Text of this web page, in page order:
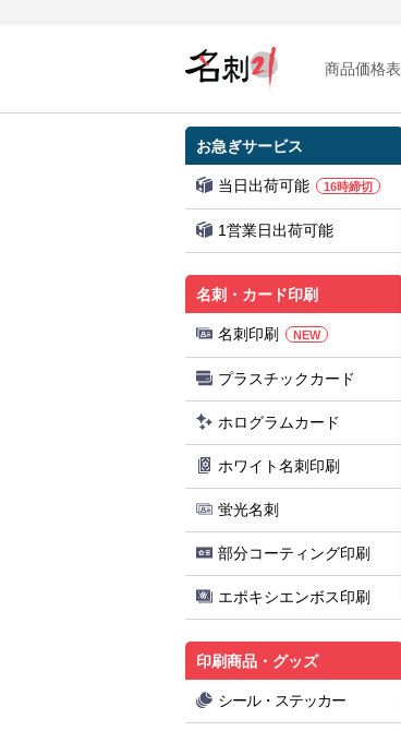
商品価格表
お急ぎサービス
当日出荷可能 16時締切
1営業日出荷可能
名刺・カード印刷
名刺印刷 NEW
プラスチックカード
ホログラムカード
ホワイト名刺印刷
蛍光名刺
部分コーティング印刷
エポキシエンボス印刷
印刷商品・グッズ
シール・ステッカー